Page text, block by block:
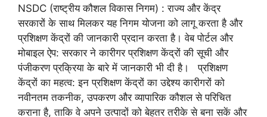
NSDC (राष्ट्रीय कौशल विकास निगम) : राज्य और केंद्र
सरकारों के साथ मिलकर यह निगम योजना को लागू करता है और
प्रशिक्षण केंद्रों की जानकारी प्रदान करता है। वेब पोर्टल और
मोबाइल ऐप: सरकार ने कारीगर प्रशिक्षण केंद्रों की सूची और
पंजीकरण प्रक्रिया के बारे में जानकारी भी दी है। प्रशिक्षण
केंद्रों का महत्व: इन प्रशिक्षण केंद्रों का उद्देश्य कारीगरों को
नवीनतम तकनीक, उपकरण और व्यापारिक कौशल से परिचित
कराना है, ताकि वे अपने उत्पादों को बेहतर तरीके से बना सकें और